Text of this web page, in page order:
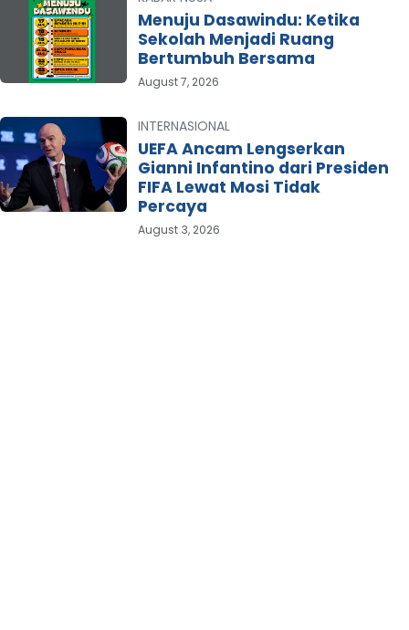
Menuju Dasawindu: Ketika
Sekolah Menjadi Ruang
Bertumbuh Bersama
August 7, 2026
INTERNASIONAL
UEFA Ancam Lengserkan
Gianni Infantino dari Presiden
FIFA Lewat Mosi Tidak
Percaya
August 3, 2026